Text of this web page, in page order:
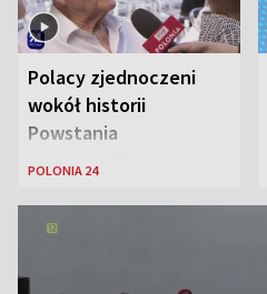
Polacy zjednoczeni
wokół historii
Powstania
Warszawskiego
POLONIA 24